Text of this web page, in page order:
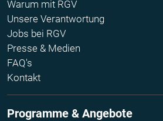
Warum mit RGV
Unsere Verantwortung
Jobs bei RGV
Presse & Medien
FAQ's
Kontakt
Programme & Angebote